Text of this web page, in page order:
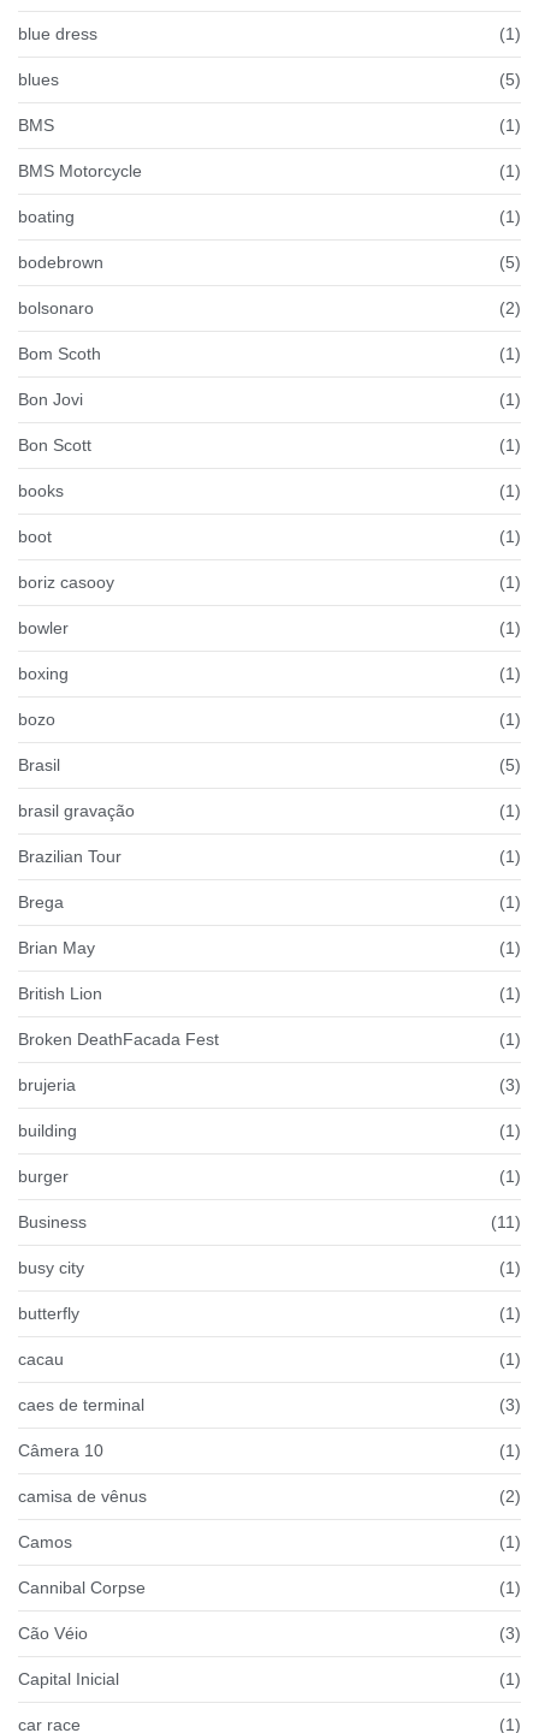
blue dress (1)
blues (5)
BMS (1)
BMS Motorcycle (1)
boating (1)
bodebrown (5)
bolsonaro (2)
Bom Scoth (1)
Bon Jovi (1)
Bon Scott (1)
books (1)
boot (1)
boriz casooy (1)
bowler (1)
boxing (1)
bozo (1)
Brasil (5)
brasil gravação (1)
Brazilian Tour (1)
Brega (1)
Brian May (1)
British Lion (1)
Broken DeathFacada Fest (1)
brujeria (3)
building (1)
burger (1)
Business (11)
busy city (1)
butterfly (1)
cacau (1)
caes de terminal (3)
Câmera 10 (1)
camisa de vênus (2)
Camos (1)
Cannibal Corpse (1)
Cão Véio (3)
Capital Inicial (1)
car race (1)